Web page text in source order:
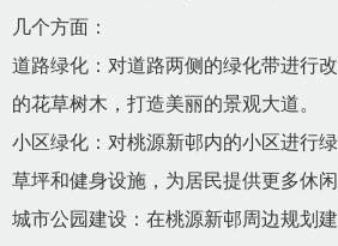
几个方面：
道路绿化：对道路两侧的绿化带进行
的花草树木，打造美丽的景观大道。
小区绿化：对桃源新邨内的小区进行
草坪和健身设施，为居民提供更多休闲
城市公园建设：在桃源新邨周边规划